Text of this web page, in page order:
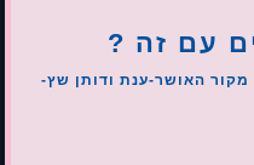
עם זה ?
מקור האושר-ענת ודותן שץ-